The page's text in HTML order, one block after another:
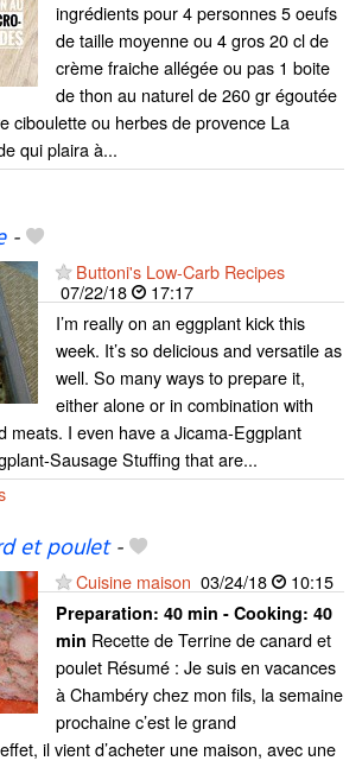
ingrédients pour 4 personnes 5 oeufs
de taille moyenne ou 4 gros 20 cl de
crème fraiche allégée ou pas 1 boite
de thon au naturel de 260 gr égoutée
ciboulette ou herbes de provence La
qui plaira à...
-
Buttoni's Low-Carb Recipes
07/22/18
17:17
I’m really on an eggplant kick this
week. It’s so delicious and versatile as
well. So many ways to prepare it,
either alone or in combination with
meats. I even have a Jicama-Eggplant
Sausage Stuffing that are...
et poulet-
Cuisine maison 03/24/18 10:15
Preparation: 40 min - Cooking: 40
min Recette de Terrine de canard et
poulet Résumé : Je suis en vacances
à Chambéry chez mon fils, la semaine
prochaine c’est le grand
il vient d’acheter une maison, avec une